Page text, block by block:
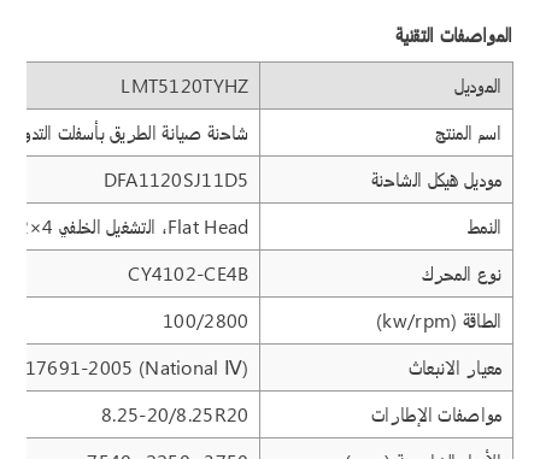
المواصفات التقنية
الموديل
LMT5120TYHZ
اسم المنتج
شاحنة صيانة الطريق بأسفلت التدوير
موديل هيكل الشاحنة
DFA1120SJ11D5
النمط
Flat Head، التشغيل الخلفي 4×2
نوع المحرك
CY4102-CE4B
الطاقة (kw/rpm)
100/2800
معيار الانبعاث
GB17691-2005 (National Ⅳ)
مواصفات الإطارات
8.25-20/8.25R20